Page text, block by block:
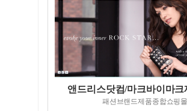
앤드리스닷컴/마크바이마크
패션브랜드제품종합쇼핑